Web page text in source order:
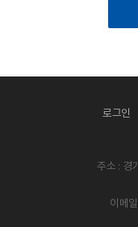
로그인
주소 : 경
이메